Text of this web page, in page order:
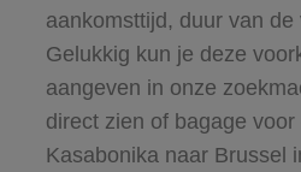
aankomsttijd, duur van de
Gelukkig kun je deze
aangeven in onze
direct zien of bagage
Kasabonika naar Brussel